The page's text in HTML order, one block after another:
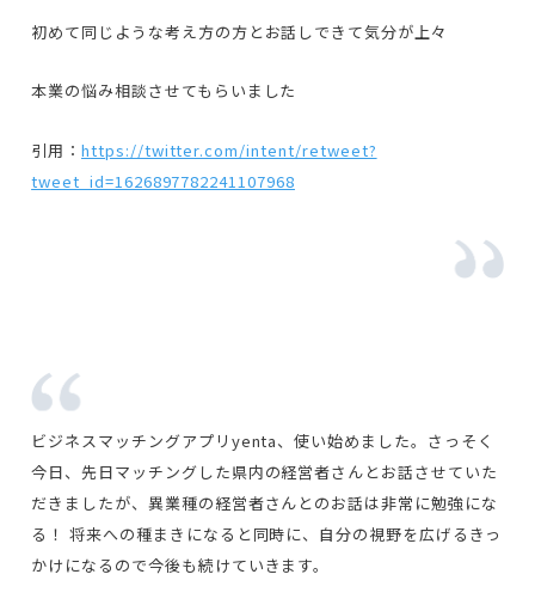
初めて同じような考え方の方とお話しできて気分が上々
本業の悩み相談させてもらいました
引用： https://twitter.com/intent/retweet?
tweet_id=1626897782241107968
ビジネスマッチングアプリyenta、使い始めました。さっそく
今日、先日マッチングした県内の経営者さんとお話させていた
だきましたが、異業種の経営者さんとのお話は非常に勉強にな
る！ 将来への種まきになると同時に、自分の視野を広げるきっ
かけになるので今後も続けていきます。